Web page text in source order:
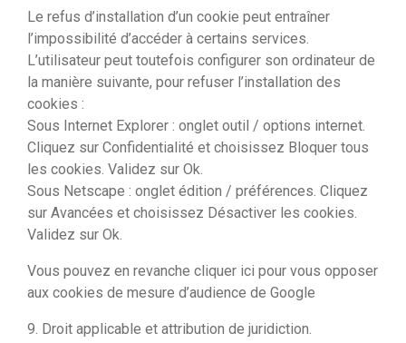
Le refus d’installation d’un cookie peut entraîner
l’impossibilité d’accéder à certains services.
L’utilisateur peut toutefois configurer son ordinateur de
la manière suivante, pour refuser l’installation des
cookies :
Sous Internet Explorer : onglet outil / options internet.
Cliquez sur Confidentialité et choisissez Bloquer tous
les cookies. Validez sur Ok.
Sous Netscape : onglet édition / préférences. Cliquez
sur Avancées et choisissez Désactiver les cookies.
Validez sur Ok.
Vous pouvez en revanche cliquer ici pour vous opposer
aux cookies de mesure d’audience de Google
9. Droit applicable et attribution de juridiction.